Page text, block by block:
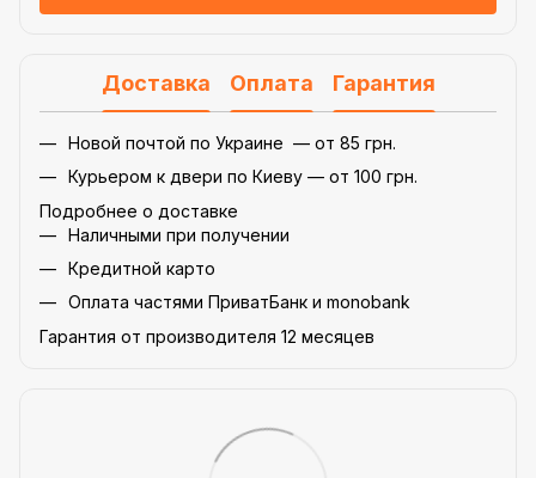
Доставка Оплата Гарантия
Новой почтой по Украине — от 85 грн.
Курьером к двери по Киеву — от 100 грн.
Подробнее о доставке
Наличными при получении
Кредитной карто
Оплата частями ПриватБанк и monobank
Гарантия от производителя 12 месяцев